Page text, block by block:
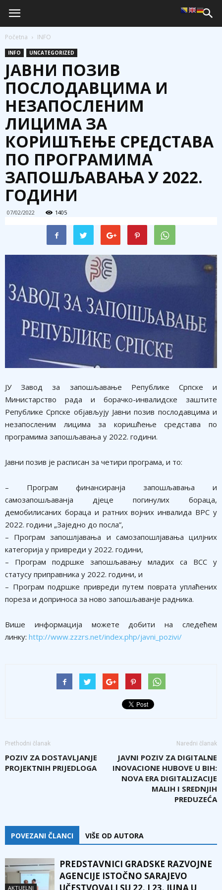
Početna INFO
INFO UNCATEGORIZED
ЈАВНИ ПОЗИВ
ПОСЛОДАВЦИМА И
НЕЗАПОСЛЕНИМ
ЛИЦИМА ЗА
КОРИШЋЕЊЕ СРЕДСТАВА
ПО ПРОГРАМИМА
ЗАПОШЉАВАЊА У 2022.
ГОДИНИ
07/02/2022 1405
ЈУ Завод за запошљавање Републике Српске и
Министарство рада и борачко-инвалидске заштите
Републике Српске објављују Јавни позив послодавцима и
незапосленим лицима за коришћење средстава по
програмима запошљавања у 2022. години.
Јавни позив је расписан за четири програма, и то:
– Програм финансиранја запошљавања и
самозапошљаванја дјеце погинулих бораца,
демобилисаних бораца и ратних војних инвалида ВРС у
2022. години „Заједно до посла”,
– Програм запошлјавања и самозапошлјавања цилјних
категорија у привреди у 2022. години,
– Програм подршке запошљавању младих са ВСС у
статусу приправника у 2022. години, и
– Програм подршке привреди путем поврата уплаћених
пореза и доприноса за ново запошљаванје радника.
Више информација можете добити на следећем
линку: http://www.zzzrs.net/index.php/javni_pozivi/
Prethodni članak
POZIV ZA DOSTAVLJANJE
PROJEKTNIH PRIJEDLOGA
Naredni članak
JAVNI POZIV ZA DIGITALNE
INOVACIONE HUBOVE U BIH:
NOVA ERA DIGITALIZACIJE
MALIH I SREDNJIH
PREDUZEĆA
POVEZANI ČLANCI VIŠE OD AUTORA
AKTUELNI
PREDSTAVNICI GRADSKE RAZVOJNE
AGENCIJE ISTOČNO SARAJEVO
UČESTVOVALI SU 22. I 23. JUNA U